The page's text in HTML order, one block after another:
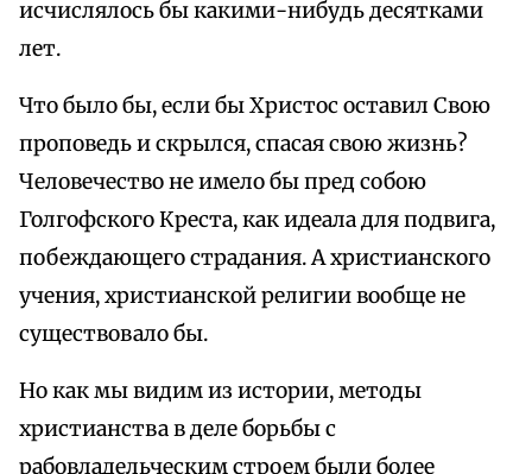
исчислялось бы какими-нибудь десятками
лет.
Что было бы, если бы Христос оставил Свою
проповедь и скрылся, спасая свою жизнь?
Человечество не имело бы пред собою
Голгофского Креста, как идеала для подвига,
побеждающего страдания. А христианского
учения, христианской религии вообще не
существовало бы.
Но как мы видим из истории, методы
христианства в деле борьбы с
рабовладельческим строем были более